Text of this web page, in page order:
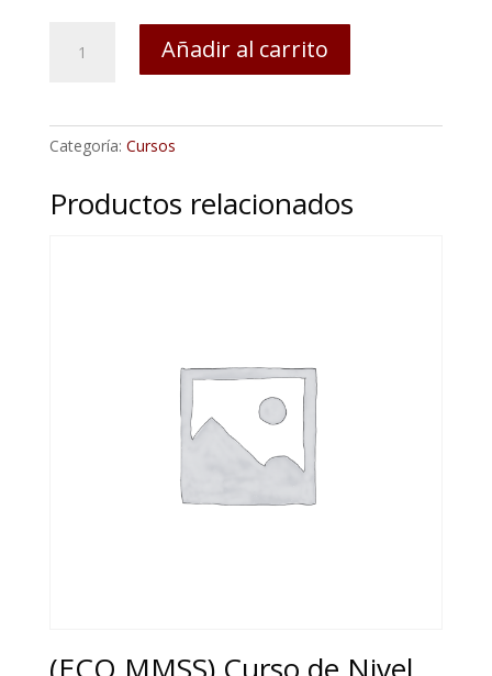
Avanzado:
Pelvis,
ilíaca
Añadir al carrito
Categoría: Cursos
Productos relacionados
(ECO MMSS) Curso de Nivel